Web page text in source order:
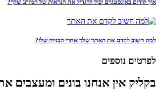
איך קידום באינסטגרם יכול להגדיל את הנראות של המותג שלך?
למה חשוב לקדם את האתר שלך אחרי הבנייה שלו?
לפרטים נוספים
בקליק אין אנחנו בונים